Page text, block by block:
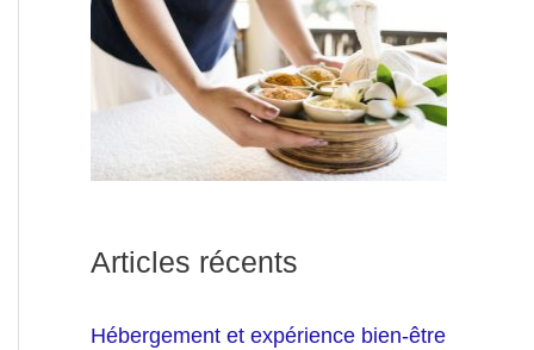
Articles récents
Hébergement et expérience bien-être